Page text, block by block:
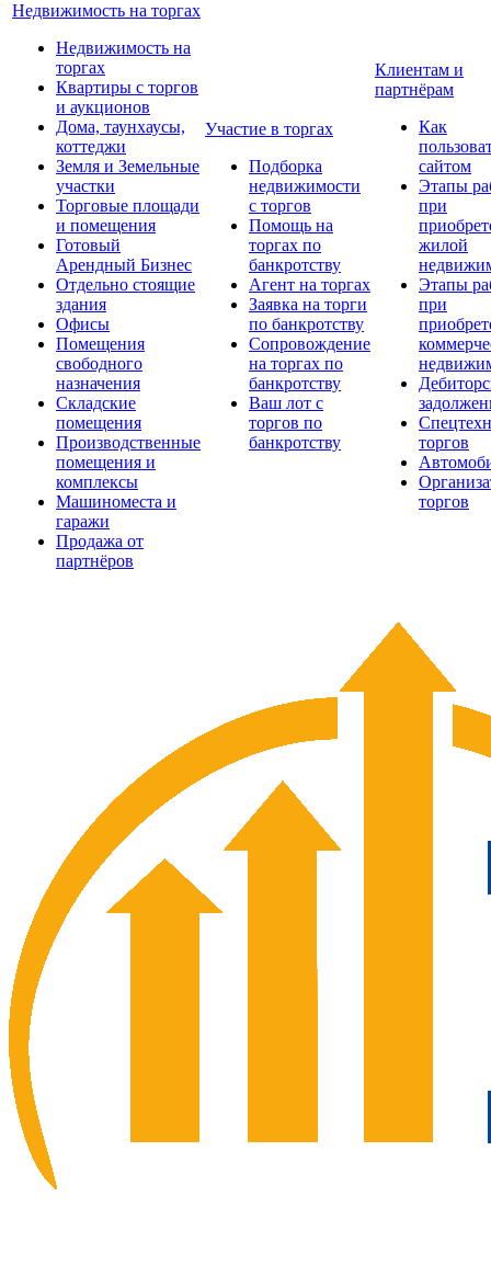
Недвижимость на торгах
Недвижимость на
торгах
Квартиры с торгов
и аукционов
Дома, таунхаусы,
коттеджи
Земля и Земельные
участки
Торговые площади
и помещения
Готовый
Арендный Бизнес
Отдельно стоящие
здания
Офисы
Помещения
свободного
назначения
Складские
помещения
Производственные
помещения и
комплексы
Машиноместа и
гаражи
Продажа от
партнёров
Участие в торгах
Подборка
недвижимости
с торгов
Помощь на
торгах по
банкротству
Агент на торгах
Заявка на торги
по банкротству
Сопровождение
на торгах по
банкротству
Ваш лот с
торгов по
банкротству
Клиентам и
партнёрам
Как
сайтом
Этапы
при
жилой
Этапы
при
торгов
торгов